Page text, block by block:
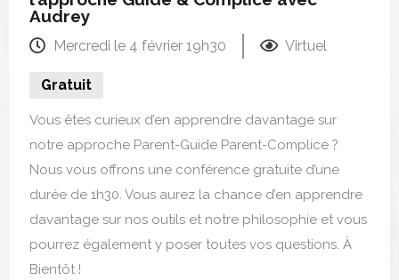
Audrey
Mercredi le 4 février 19h30 Virtuel
Gratuit
Vous êtes curieux d’en apprendre davantage sur
notre approche Parent-Guide Parent-Complice ?
Nous vous offrons une conférence gratuite d’une
durée de 1h30. Vous aurez la chance d’en apprendre
davantage sur nos outils et notre philosophie et vous
pourrez également y poser toutes vos questions. À
Bientôt !